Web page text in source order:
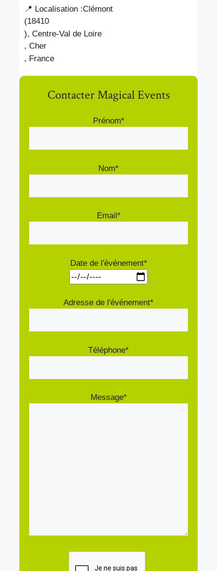
📍 Localisation :Clémont
(18410
), Centre-Val de Loire
, Cher
, France
Contacter Magical Events
Prénom*
Nom*
Email*
Date de l'événement*
Adresse de l'événement*
Téléphone*
Message*